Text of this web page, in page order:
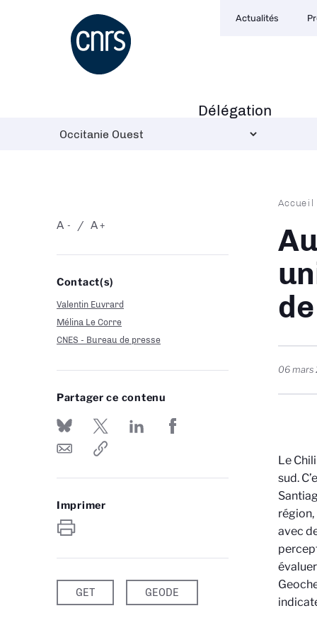
Navigation
principale
Délégation
secondaire
Actualités
-
A +
A
Contact(s)
Valentin Euvrard
Mélina Le Corre
CNES - Bureau de presse
Partager ce contenu
Imprimer
GET GEODE
Fil
Accueil
06 mars
Le
sud.
avec